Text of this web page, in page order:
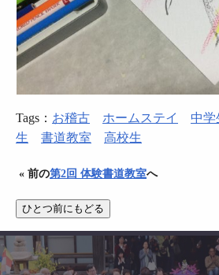
Tags： お稽古 ホームステイ 中学
生
書道教室 高校生
« 前の第2回 体験書道教室へ